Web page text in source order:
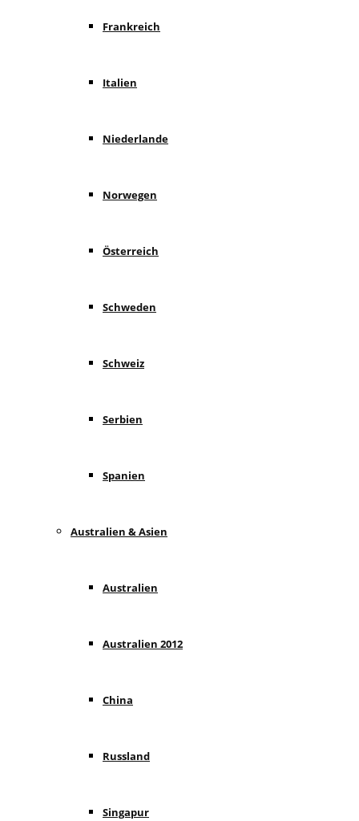
Frankreich
Italien
Niederlande
Norwegen
Österreich
Schweden
Schweiz
Serbien
Spanien
Australien & Asien
Australien
Australien 2012
China
Russland
Singapur